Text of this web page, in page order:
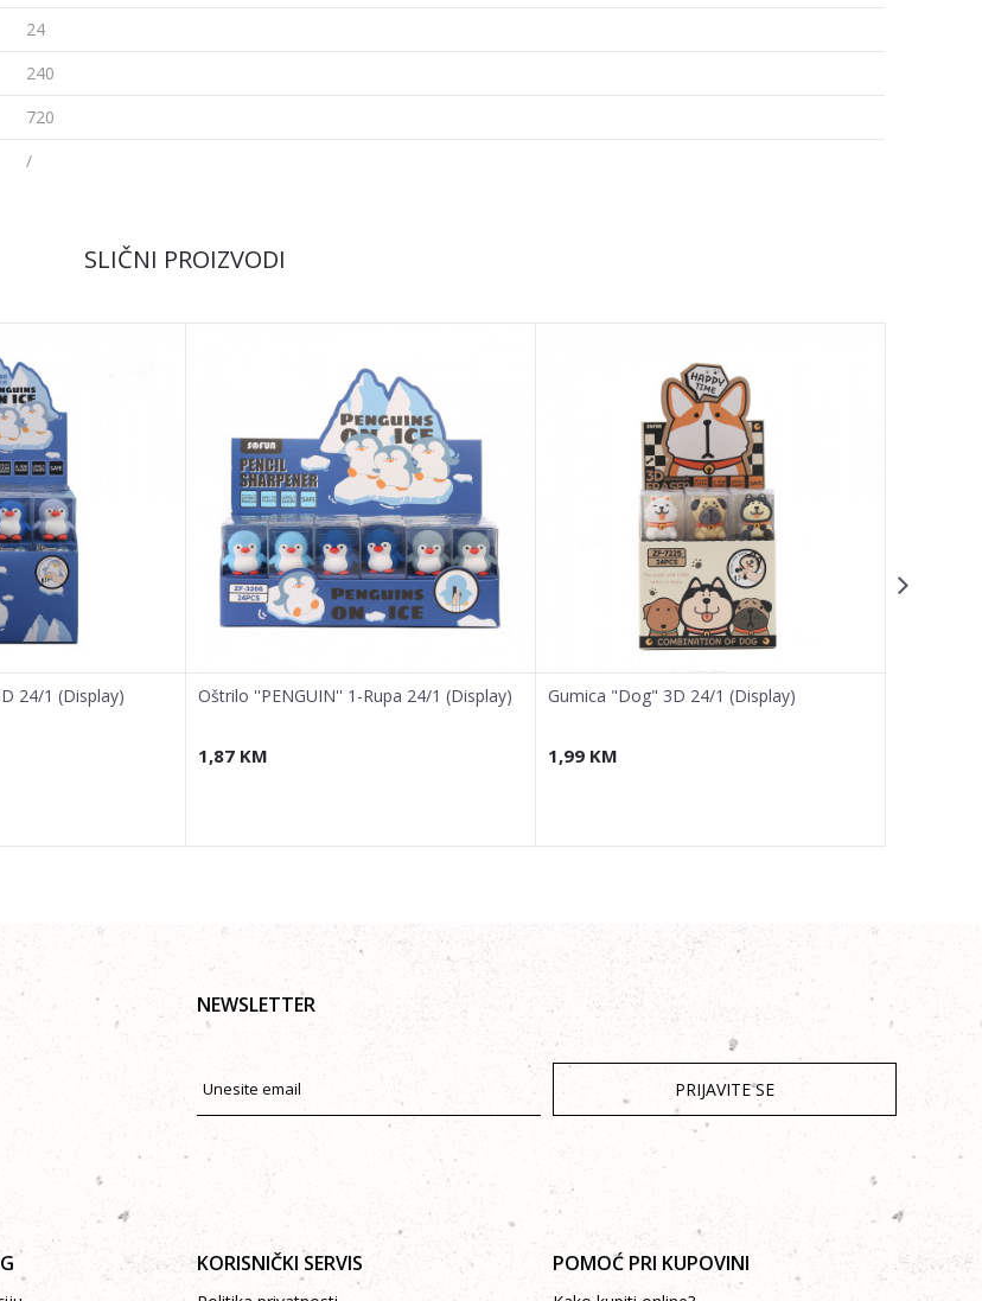
24
240
720
/
SLIČNI PROIZVODI
24/1 (Display) Oštrilo ''PENGUIN'' 1-Rupa 24/1 (Display)
1,87 KM
Gumica "Dog" 3D 24/1 (Display)
1,99 KM
NEWSLETTER
PRIJAVITE SE
KORISNIČKI SERVIS POMOĆ PRI KUPOVINI